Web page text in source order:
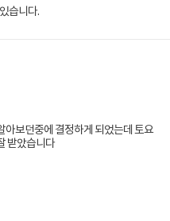
빠른 배송과 더불어 문제 없이 잘 사용중에 있습니다.
아보던중에 결정하게 되었는데 토요
받았습니다